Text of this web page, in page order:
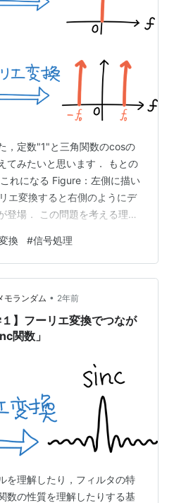
，定数"1"と三角関数のcosの
てみたいと思います． もとの
れになる Figure：左側に描い
エ変換すると右側のようにデ
登場． この問題を考える理由
です．もちろん，実用上の理
ーリエ変換がデルタ関数にな
ば，理論的な計算や，大学院
す． 工学系の方々は，フー
り，講義を受けたりして， の
換 #信号処理
モランダム • 2年前
１】フーリエ変換でつなが
関数」
を理解したり，フィルタの特
数の性質を理解したりする基